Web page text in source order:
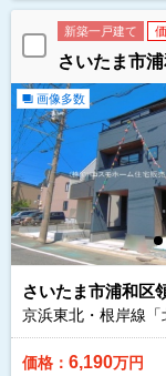
新築一戸建て
さいたま市
画像多数
さいたま市浦和区
京浜東北・根岸線
価格： 6,190万円